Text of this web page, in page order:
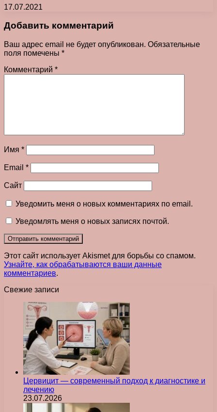
17.07.2021
Добавить комментарий
Ваш адрес email не будет опубликован. Обязательные
поля помечены *
Комментарий *
Имя *
Email *
Сайт
Уведомить меня о новых комментариях по email.
Уведомлять меня о новых записях почтой.
Этот сайт использует Akismet для борьбы со спамом.
Узнайте, как обрабатываются ваши данные
комментариев.
Свежие записи
Цервицит — современный подход к диагностике и
лечению
23.07.2026